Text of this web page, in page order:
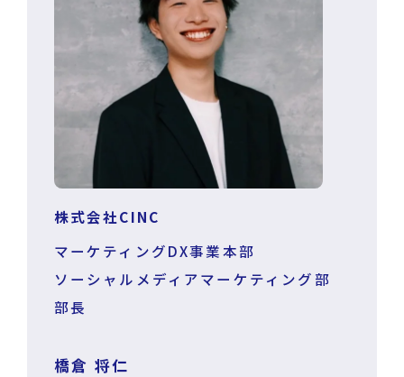
株式会社CINC
マーケティングDX事業本部
ソーシャルメディアマーケティング部
部長
橋倉 将仁